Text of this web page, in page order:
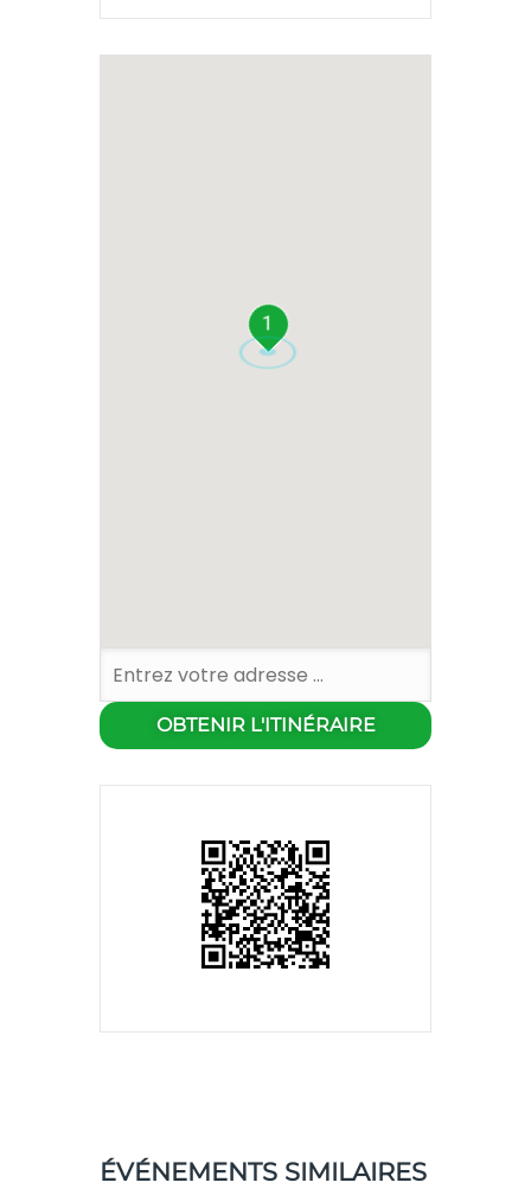
1
ÉVÉNEMENTS SIMILAIRES